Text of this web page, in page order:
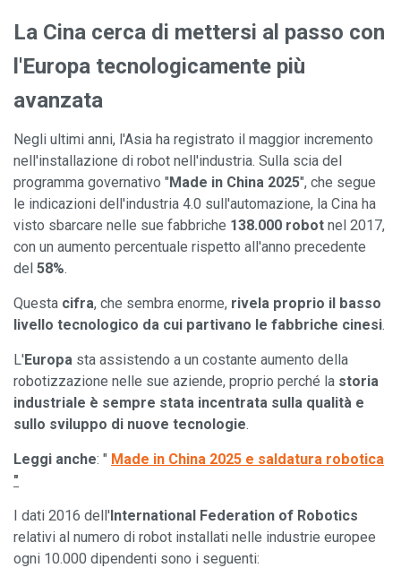
La Cina cerca di mettersi al passo con
l'Europa tecnologicamente più
avanzata
Negli ultimi anni, l'Asia ha registrato il maggior incremento
nell'installazione di robot nell'industria. Sulla scia del
programma governativo "Made in China 2025", che segue
le indicazioni dell'industria 4.0 sull'automazione, la Cina ha
visto sbarcare nelle sue fabbriche 138.000 robot nel 2017,
con un aumento percentuale rispetto all'anno precedente
del 58%.
Questa cifra, che sembra enorme, rivela proprio il basso
livello tecnologico da cui partivano le fabbriche cinesi.
L'Europa sta assistendo a un costante aumento della
robotizzazione nelle sue aziende, proprio perché la storia
industriale è sempre stata incentrata sulla qualità e
sullo sviluppo di nuove tecnologie.
Leggi anche: " Made in China 2025 e saldatura robotica
"
I dati 2016 dell'International Federation of Robotics
relativi al numero di robot installati nelle industrie europee
ogni 10.000 dipendenti sono i seguenti: